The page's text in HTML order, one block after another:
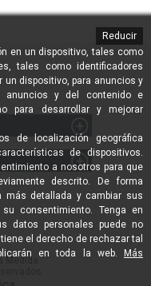
en un dispositivo, tales como
tales como identificadores
dispositivo, para anuncios y
anuncios y del contenido e
para desarrollar y mejorar
de localización geográfica
de dispositivos.
a nosotros para que
descrito. De forma
más detallada y cambiar sus
consentimiento. Tenga en
datos personales puede no
el derecho de rechazar tal
en toda la web.
Más
Reducir
Medida.